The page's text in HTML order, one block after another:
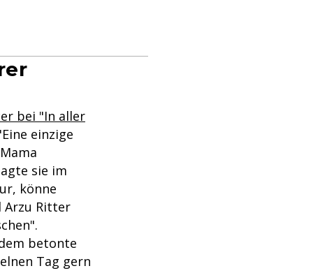
bei "In aller
einzige
sie im
könne
Arzu Ritter
betonte
Tag gern